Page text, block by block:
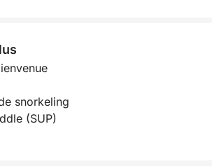
snorkeling
(SUP)